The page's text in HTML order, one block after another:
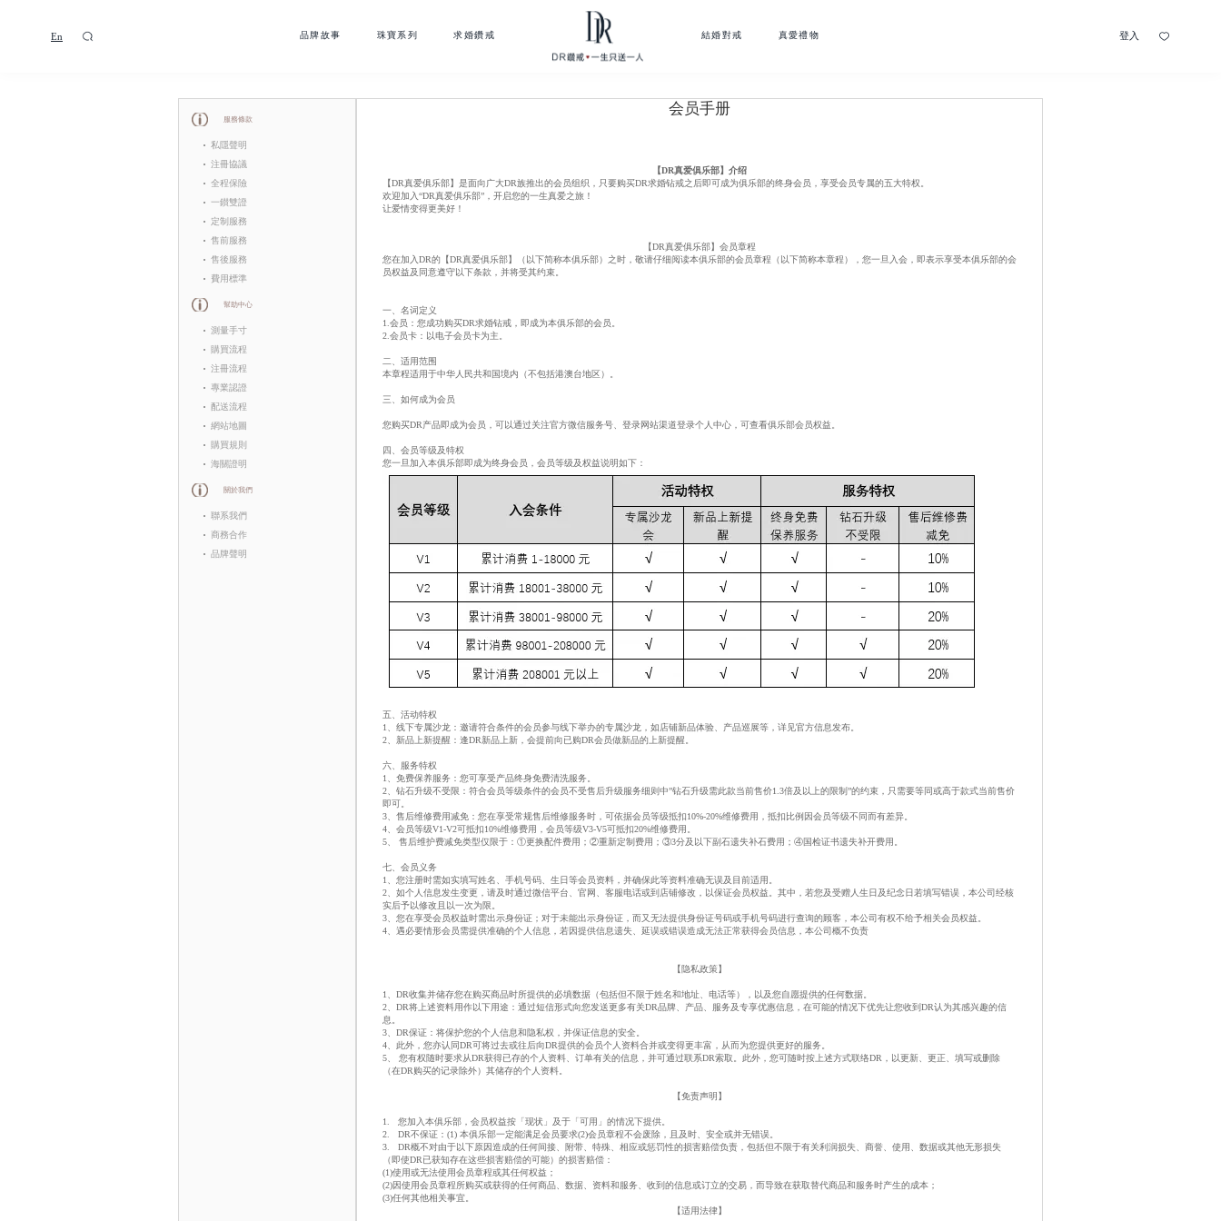
En 品牌故事 珠寶系列 求婚鑽戒 結婚對戒 真愛禮物 登入
服務條款
私隱聲明
注冊協議
全程保險
一鑚雙證
定制服務
售前服務
售後服務
費用標準
幫助中心
測量手寸
購買流程
注冊流程
專業認證
配送流程
網站地圖
購買規則
海關證明
關於我們
聯系我們
商務合作
品牌聲明
会员手册
【DR真爱俱乐部】介绍
【DR真爱俱乐部】是面向广大DR族推出的会员组织，只要购买DR求婚钻戒之后即可成为俱乐部的终身会员，享受会员专属的五大特权。
欢迎加入“DR真爱俱乐部”，开启您的一生真爱之旅！
让爱情变得更美好！
【DR真爱俱乐部】会员章程
您在加入DR的【DR真爱俱乐部】（以下简称本俱乐部）之时，敬请仔细阅读本俱乐部的会员章程（以下简称本章程），您一旦入会，即表示享受本俱乐部的会
员权益及同意遵守以下条款，并将受其约束。
一、名词定义
1.会员：您成功购买DR求婚钻戒，即成为本俱乐部的会员。
2.会员卡：以电子会员卡为主。
二、适用范围
本章程适用于中华人民共和国境内（不包括港澳台地区）。
三、如何成为会员
您购买DR产品即成为会员，可以通过关注官方微信服务号、登录网站渠道登录个人中心，可查看俱乐部会员权益。
四、会员等级及特权
您一旦加入本俱乐部即成为终身会员，会员等级及权益说明如下：
五、活动特权
1、线下专属沙龙：邀请符合条件的会员参与线下举办的专属沙龙，如店铺新品体验、产品巡展等，详见官方信息发布。
2、新品上新提醒：逢DR新品上新，会提前向已购DR会员做新品的上新提醒。
六、服务特权
1、免费保养服务：您可享受产品终身免费清洗服务。
2、钻石升级不受限：符合会员等级条件的会员不受售后升级服务细则中”钻石升级需此款当前售价1.3倍及以上的限制”的约束，只需要等同或高于款式当前售价
即可。
3、售后维修费用减免：您在享受常规售后维修服务时，可依据会员等级抵扣10%-20%维修费用，抵扣比例因会员等级不同而有差异。
4、会员等级V1-V2可抵扣10%维修费用，会员等级V3-V5可抵扣20%维修费用。
5、 售后维护费减免类型仅限于：①更换配件费用；②重新定制费用；③3分及以下副石遗失补石费用；④国检证书遗失补开费用。
七、会员义务
1、您注册时需如实填写姓名、手机号码、生日等会员资料，并确保此等资料准确无误及目前适用。
2、如个人信息发生变更，请及时通过微信平台、官网、客服电话或到店铺修改，以保证会员权益。其中，若您及受赠人生日及纪念日若填写错误，本公司经核
实后予以修改且以一次为限。
3、您在享受会员权益时需出示身份证；对于未能出示身份证，而又无法提供身份证号码或手机号码进行查询的顾客，本公司有权不给予相关会员权益。
4、遇必要情形会员需提供准确的个人信息，若因提供信息遗失、延误或错误造成无法正常获得会员信息，本公司概不负责
【隐私政策】
1、DR收集并储存您在购买商品时所提供的必填数据（包括但不限于姓名和地址、电话等），以及您自愿提供的任何数据。
2、DR将上述资料用作以下用途：通过短信形式向您发送更多有关DR品牌、产品、服务及专享优惠信息，在可能的情况下优先让您收到DR认为其感兴趣的信
息。
3、DR保证：将保护您的个人信息和隐私权，并保证信息的安全。
4、此外，您亦认同DR可将过去或往后向DR提供的会员个人资料合并或变得更丰富，从而为您提供更好的服务。
5、 您有权随时要求从DR获得已存的个人资料、订单有关的信息，并可通过联系DR索取。此外，您可随时按上述方式联络DR，以更新、更正、填写或删除
（在DR购买的记录除外）其储存的个人资料。
【免责声明】
1. 您加入本俱乐部，会员权益按「现状」及于「可用」的情况下提供。
2. DR不保证：(1) 本俱乐部一定能满足会员要求(2)会员章程不会废除，且及时、安全或并无错误。
3. DR概不对由于以下原因造成的任何间接、附带、特殊、相应或惩罚性的损害赔偿负责，包括但不限于有关利润损失、商誉、使用、数据或其他无形损失
（即使DR已获知存在这些损害赔偿的可能）的损害赔偿：
(1)使用或无法使用会员章程或其任何权益；
(2)因使用会员章程所购买或获得的任何商品、数据、资料和服务、收到的信息或订立的交易，而导致在获取替代商品和服务时产生的成本；
(3)任何其他相关事宜。
【适用法律】